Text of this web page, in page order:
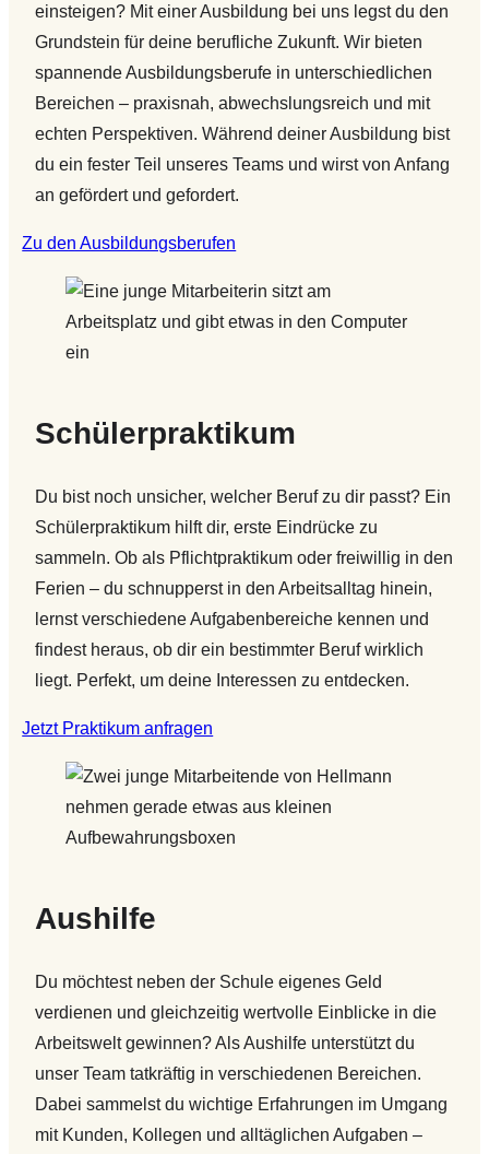
einsteigen? Mit einer Ausbildung bei uns legst du den
Grundstein für deine berufliche Zukunft. Wir bieten
spannende Ausbildungsberufe in unterschiedlichen
Bereichen – praxisnah, abwechslungsreich und mit
echten Perspektiven. Während deiner Ausbildung bist
du ein fester Teil unseres Teams und wirst von Anfang
an gefördert und gefordert.
Zu den Ausbildungsberufen
Schülerpraktikum
Du bist noch unsicher, welcher Beruf zu dir passt? Ein
Schülerpraktikum hilft dir, erste Eindrücke zu
sammeln. Ob als Pflichtpraktikum oder freiwillig in den
Ferien – du schnupperst in den Arbeitsalltag hinein,
lernst verschiedene Aufgabenbereiche kennen und
findest heraus, ob dir ein bestimmter Beruf wirklich
liegt. Perfekt, um deine Interessen zu entdecken.
Jetzt Praktikum anfragen
Aushilfe
Du möchtest neben der Schule eigenes Geld
verdienen und gleichzeitig wertvolle Einblicke in die
Arbeitswelt gewinnen? Als Aushilfe unterstützt du
unser Team tatkräftig in verschiedenen Bereichen.
Dabei sammelst du wichtige Erfahrungen im Umgang
mit Kunden, Kollegen und alltäglichen Aufgaben –